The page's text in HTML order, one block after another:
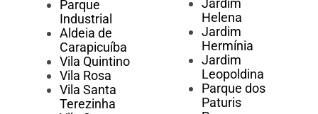
Parque
Industrial
Aldeia de
Carapicuíba
Vila Quintino
Vila Rosa
Vila Santa
Terezinha
Jardim
Helena
Jardim
Hermínia
Jardim
Leopoldina
Parque dos
Paturis